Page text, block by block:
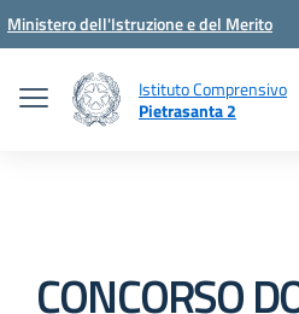
Vai ai contenuti
Vai al menu di navigazione
Vai al footer
Ministero dell'Istruzione e del Merito
Istituto Comprensivo
Pietrasanta 2
CONCORSO